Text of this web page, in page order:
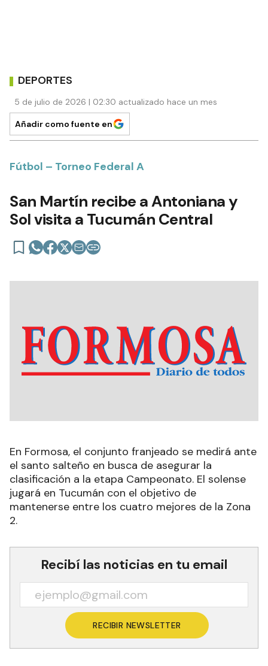
DEPORTES
5 de julio de 2026 | 02:30 actualizado hace un mes
Añadir como fuente en
Fútbol – Torneo Federal A
San Martín recibe a Antoniana y
Sol visita a Tucumán Central
En Formosa, el conjunto franjeado se medirá ante
el santo salteño en busca de asegurar la
clasificación a la etapa Campeonato. El solense
jugará en Tucumán con el objetivo de
mantenerse entre los cuatro mejores de la Zona
2.
Recibí las noticias en tu email
RECIBIR NEWSLETTER